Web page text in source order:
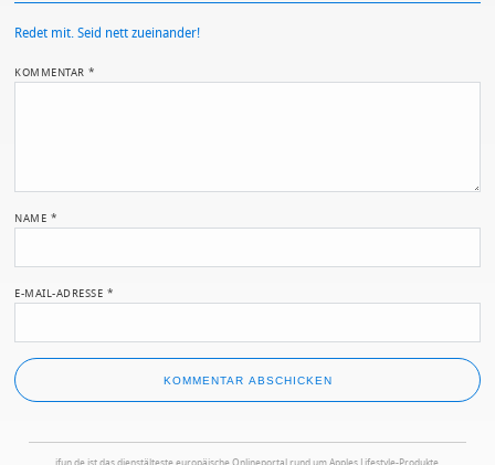
Redet mit. Seid nett zueinander!
KOMMENTAR*
NAME *
E-MAIL-ADRESSE *
ifun.de ist das dienstälteste europäische Onlineportal rund um Apples Lifestyle-Produkte.